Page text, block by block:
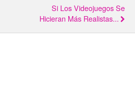
Si Los Videojuegos Se
Hicieran Más Realistas...